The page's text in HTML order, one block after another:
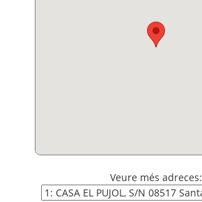
Veure més adreces: